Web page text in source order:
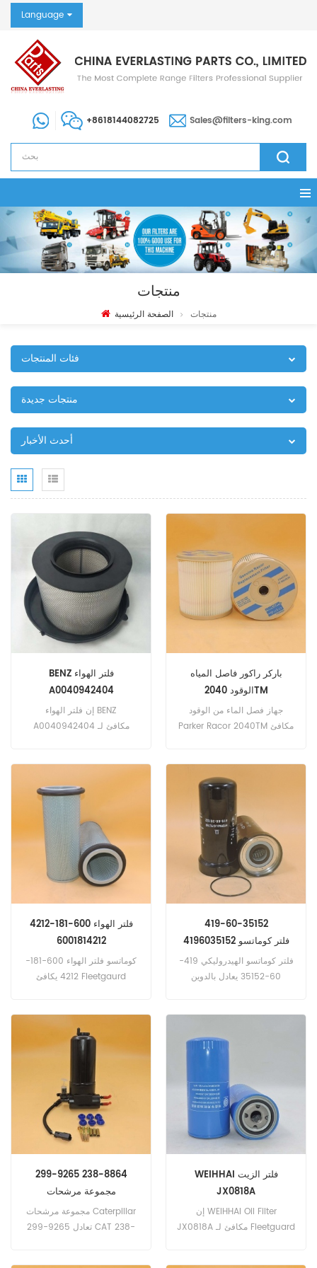
Language
+8618144082725 Sales@filters-king.com
منتجات
الصفحة الرئيسية منتجات
فئات المنتجات
منتجات جديدة
أحدث الأخبار
BENZ فلتر الهواء
A0040942404
إن فلتر الهواء BENZ
A0040942404 مكافئ لـ
E497L و Luber Finer LAF6164
رقم الجزء: A0040942404
اسم الجزء: فلتر الهواء استبدال
العلامة التجارية: BENZ
باركر راكور فاصل المياه
الوقود 2040TM
جهاز فصل الماء من الوقود
Parker Racor 2040TM مكافئ
الوقود فاصل المياه استبدال
العلامة التجارية: باركر راكور
فلتر الهواء 600-181-4212
6001814212
كوماتسو فلتر الهواء 600-181-
4212 يكافئ Fleetgaurd
Allis 70662618 ، John Deere
AU43090 ، Massey
Ferguson 1495414-M91. رقم
6001814212 اسم الجزء: فلتر
الهواء استبدال العلامة التجارية:
كوماتسو
419-60-35152
4196035152 فلتر كوماتسو
الهيدروليكي
فلتر كوماتسو الهيدروليكي 419-
60-35152 يعادل بالدوين
العلامة التجارية: كوماتسو
299-9265 238-8864
مجموعة مرشحات
Caterpillar
مجموعة مرشحات Caterpillar
299-9265 تعادل CAT 238-
WEIHHAI فلتر الزيت
JX0818A
إن WEIHHAI Oil Filter
JX0818A مكافئ لـ Fleetguard